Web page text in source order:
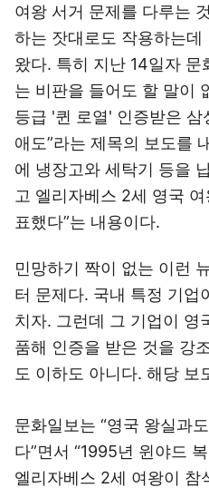
여왕 서거 문제를 다루는
하는 잣대로도 작용하는
왔다. 특히 지난 14일자
는 비판을 들어도 할 말이
등급 '퀸 로열' 인증받은
애도”라는 제목의 보도를
에 냉장고와 세탁기 등을
고 엘리자베스 2세 영국
표했다”는 내용이다.
민망하기 짝이 없는 이런
터 문제다. 국내 특정 기업
치자. 그런데 그 기업이 영
품해 인증을 받은 것을 강
도 이하도 아니다. 해당 보
문화일보는 “영국 왕실과
다”면서 “1995년 윈야드
엘리자베스 2세 여왕이 참